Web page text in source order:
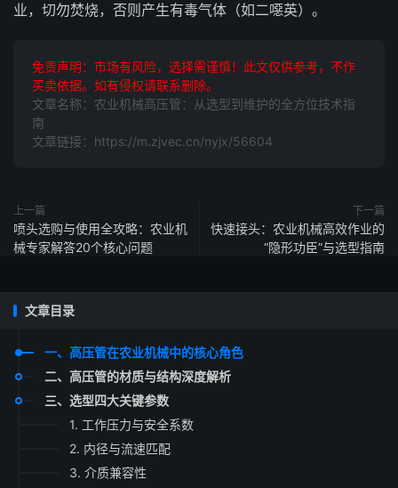
业，切勿焚烧，否则产生有毒气体（如二噁英）。
免责声明：市场有风险，选择需谨慎！此文仅供参考，不作
买卖依据。如有侵权请联系删除。
文章名称：农业机械高压管：从选型到维护的全方位技术指
南
文章链接：https://m.zjvec.cn/nyjx/56604
上一篇
喷头选购与使用全攻略：农业机
械专家解答20个核心问题
下一篇
快速接头：农业机械高效作业的
“隐形功臣”与选型指南
文章目录
一、高压管在农业机械中的核心角色
二、高压管的材质与结构深度解析
三、选型四大关键参数
1. 工作压力与安全系数
2. 内径与流速匹配
3. 介质兼容性